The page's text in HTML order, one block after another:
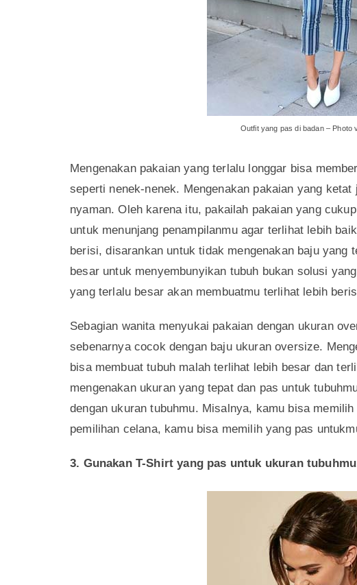
berwarna. Misalnya, kamu memakai atasan berwarna
kamu bisa menggunakan warna cokelat untuk
Ya, intinya penggunaan warna-warna gelap seperti
lebih berumur lho, guys. Berbeda jauh dengan
pakaian dengan warna-warna muda dan cerah seperti
bisa membuatmu terlihat lebih segar dan awet muda.
2. Mengenakan baju yang pas untuk tubuhmu,